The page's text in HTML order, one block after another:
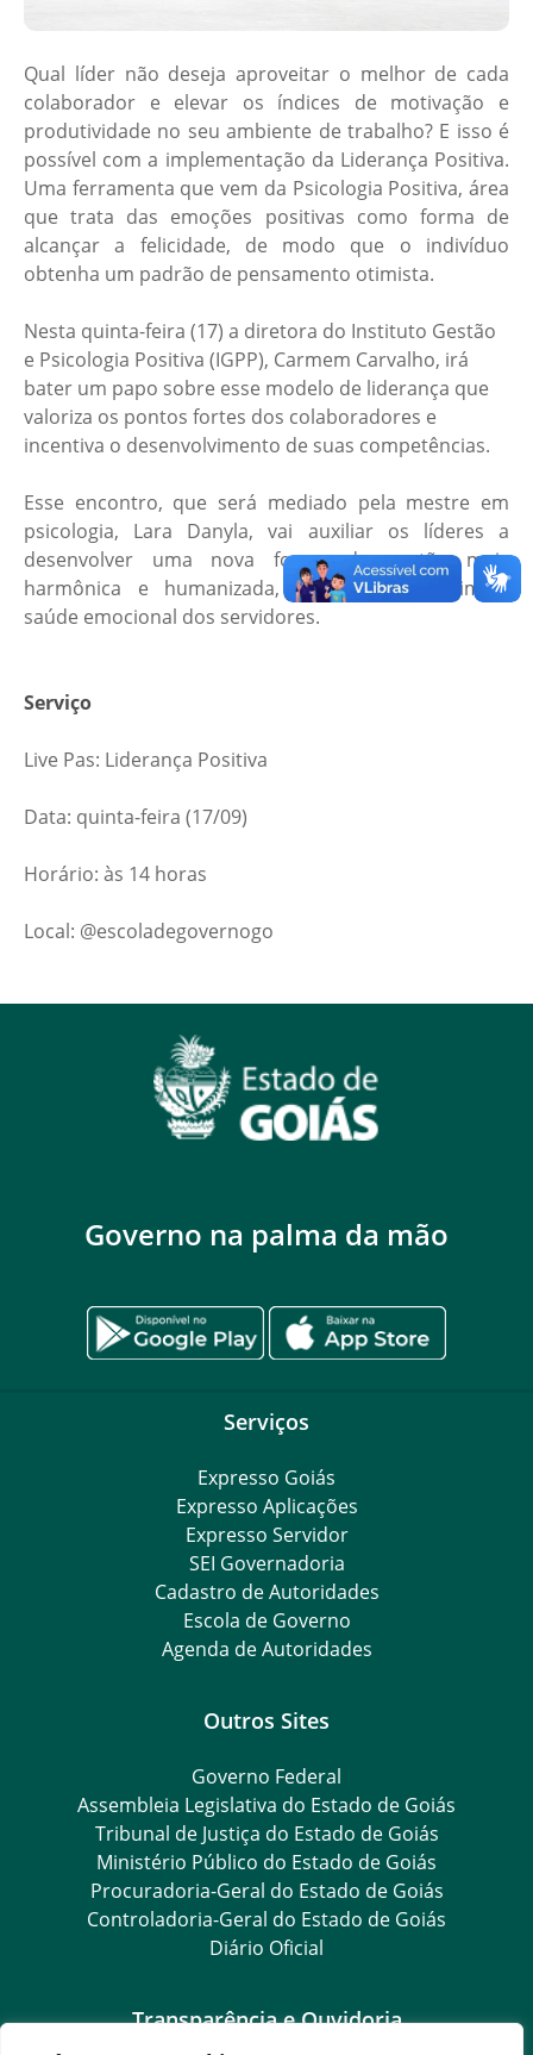
Qual líder não deseja aproveitar o melhor de cada
colaborador e elevar os índices de motivação e
produtividade no seu ambiente de trabalho? E isso é
possível com a implementação da Liderança Positiva.
Uma ferramenta que vem da Psicologia Positiva, área
que trata das emoções positivas como forma de
alcançar a felicidade, de modo que o indivíduo
obtenha um padrão de pensamento otimista.
Nesta quinta-feira (17) a diretora do Instituto Gestão
e Psicologia Positiva (IGPP), Carmem Carvalho, irá
bater um papo sobre esse modelo de liderança que
valoriza os pontos fortes dos colaboradores e
incentiva o desenvolvimento de suas competências.
Esse encontro, que será mediado pela mestre em
psicologia, Lara Danyla, vai auxiliar os líderes a
desenvolver uma nova forma de gestão mais
harmônica e humanizada, assegurando assim a
saúde emocional dos servidores.
Serviço
Live Pas: Liderança Positiva
Data: quinta-feira (17/09)
Horário: às 14 horas
Local: @escoladegovernogo
Governo na palma da mão
Serviços
Expresso Goiás
Expresso Aplicações
Expresso Servidor
SEI Governadoria
Cadastro de Autoridades
Escola de Governo
Agenda de Autoridades
Outros Sites
Governo Federal
Assembleia Legislativa do Estado de Goiás
Tribunal de Justiça do Estado de Goiás
Ministério Público do Estado de Goiás
Procuradoria-Geral do Estado de Goiás
Controladoria-Geral do Estado de Goiás
Diário Oficial
Transparência e Ouvidoria